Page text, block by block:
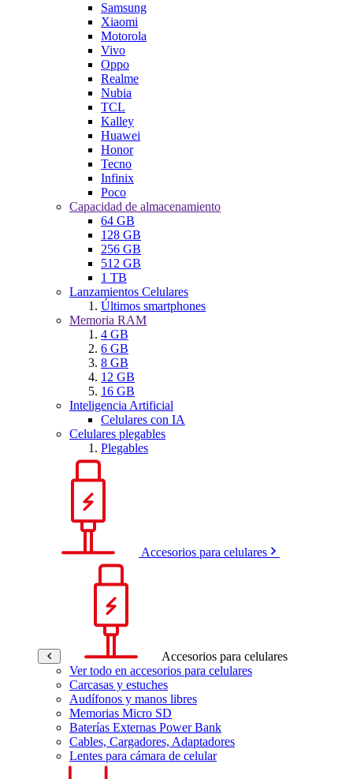
Samsung
Xiaomi
Motorola
Vivo
Oppo
Realme
Nubia
TCL
Kalley
Huawei
Honor
Tecno
Infinix
Poco
Capacidad de almacenamiento
64 GB
128 GB
256 GB
512 GB
1 TB
Lanzamientos Celulares
Últimos smartphones
Memoria RAM
4 GB
6 GB
8 GB
12 GB
16 GB
Inteligencia Artificial
Celulares con IA
Celulares plegables
Plegables
Accesorios para celulares
Accesorios para celulares
Ver todo en accesorios para celulares
Carcasas y estuches
Audífonos y manos libres
Memorias Micro SD
Baterías Externas Power Bank
Cables, Cargadores, Adaptadores
Lentes para cámara de celular